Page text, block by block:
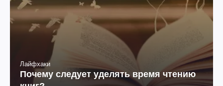
Лайфхаки
Почему следует уделять время чтению